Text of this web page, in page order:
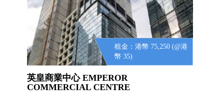
租金：港幣 75,250 (@港
幣 35)
英皇商業中心 EMPEROR
COMMERCIAL CENTRE